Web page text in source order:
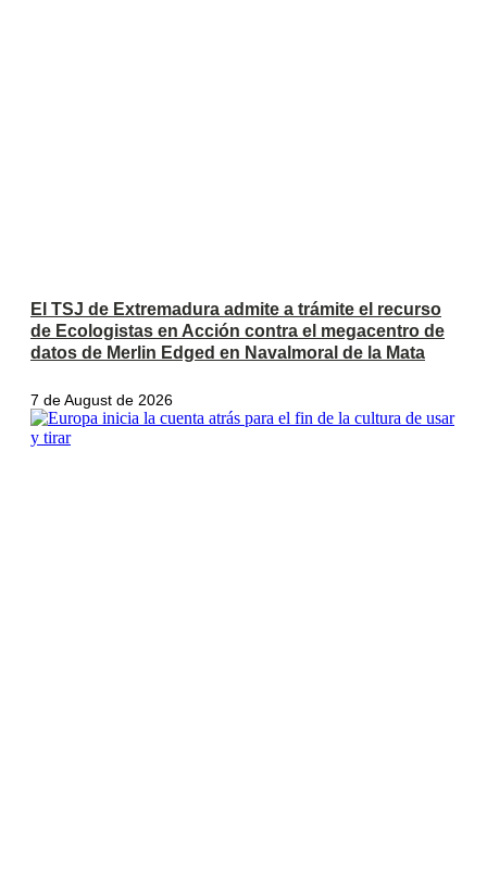
El TSJ de Extremadura admite a trámite el recurso
de Ecologistas en Acción contra el megacentro de
datos de Merlin Edged en Navalmoral de la Mata
7 de August de 2026